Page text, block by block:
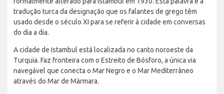
tradução turca da designação que os falantes de grego têm
usado desde o século XI para se referir à cidade em conversas
do dia a dia.
A cidade de Istambul está localizada no canto noroeste da
Turquia. Faz fronteira com o Estreito de Bósforo, a única via
navegável que conecta o Mar Negro e o Mar Mediterrâneo
através do Mar de Mármara.